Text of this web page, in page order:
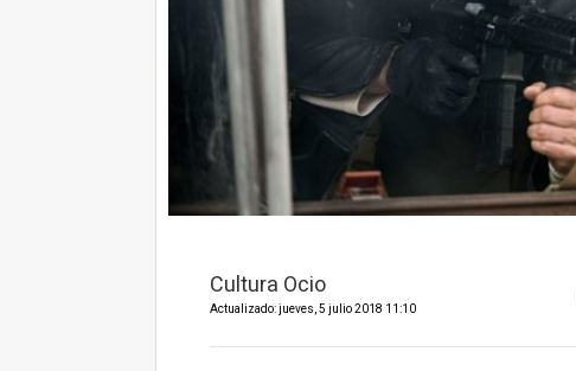
Cultura Ocio
Actualizado: jueves, 5 julio 2018 11:10